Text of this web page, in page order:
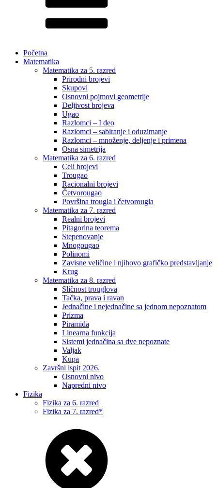
Početna
Matematika
Matematika za 5. razred
Prirodni brojevi
Skupovi
Osnovni pojmovi geometrije
Deljivost brojeva
Ugao
Razlomci – I deo
Razlomci – sabiranje i oduzimanje
Razlomci – množenje, deljenje i primena
Osna simetrija
Matematika za 6. razred
Celi brojevi
Trougao
Racionalni brojevi
Četvorougao
Površina trougla i četvorougla
Matematika za 7. razred
Realni brojevi
Pitagorina teorema
Stepenovanje
Mnogougao
Polinomi
Zavisne veličine i njihovo grafičko predstavljanje
Krug
Matematika za 8. razred
Sličnost trouglova
Tačka, prava i ravan
Jednačine i nejednačine sa jednom nepoznatom
Prizma
Piramida
Linearna funkcija
Sistemi jednačina sa dve nepoznate
Valjak
Kupa
Završni ispit 2026.
Osnovni nivo
Napredni nivo
Fizika
Fizika za 6. razred
Fizika za 7. razred*